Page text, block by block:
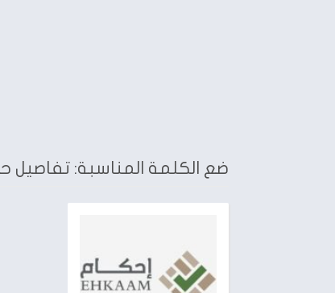
ضع الكلمة المناسبة: تفاصيل